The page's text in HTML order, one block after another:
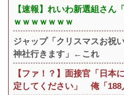
【速報】れいわ新選組さん
ｗｗｗｗｗｗｗ
ジャップ「クリスマスお祝
神社行きます」←これ
【ファ！？】面接官「日本
定してください」 俺「